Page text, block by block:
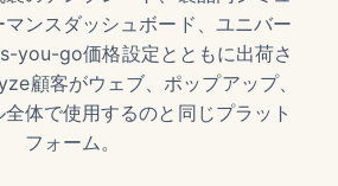
ンスダッシュボード、ユニバー
you-go価格設定とともに出荷さ
顧客がウェブ、ポップアップ、
体で使用するのと同じプラット
フォーム。